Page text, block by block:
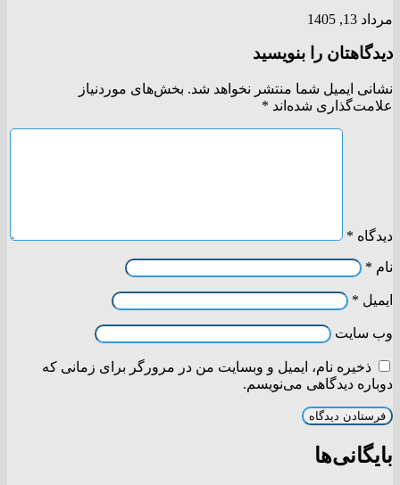
مرداد 13, 1405
دیدگاهتان را بنویسید
نشانی ایمیل شما منتشر نخواهد شد. بخش‌های موردنیاز
علامت‌گذاری شده‌اند *
دیدگاه *
نام *
ایمیل *
وب‌ سایت
ذخیره نام، ایمیل و وبسایت من در مرورگر برای زمانی که
دوباره دیدگاهی می‌نویسم.
بایگانی‌ها